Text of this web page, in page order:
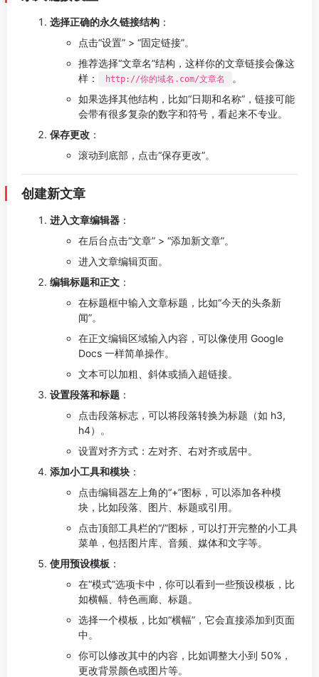
选择正确的永久链接结构 ：
点击“设置” > “固定链接”。
推荐选择“文章名”结构，这样你的文章链接会像这
样：
http://你的域名.com/文章名
。
如果选择其他结构，比如“日期和名称”，链接可能
会带有很多复杂的数字和符号，看起来不专业。
保存更改 ：
滚动到底部，点击“保存更改”。
创建新文章
进入文章编辑器 ：
在后台点击“文章” > “添加新文章”。
进入文章编辑页面。
编辑标题和正文 ：
在标题框中输入文章标题，比如“今天的头条新
闻”。
在正文编辑区域输入内容，可以像使用 Google
Docs 一样简单操作。
文本可以加粗、斜体或插入超链接。
设置段落和标题 ：
点击段落标志，可以将段落转换为标题（如 h3,
h4）。
设置对齐方式：左对齐、右对齐或居中。
添加小工具和模块 ：
点击编辑器左上角的“+”图标，可以添加各种模
块，比如段落、图片、标题或引用。
点击顶部工具栏的“/”图标，可以打开完整的小工具
菜单，包括图片库、音频、媒体和文字等。
使用预设模板 ：
在“模式”选项卡中，你可以看到一些预设模板，比
如横幅、特色画廊、标题。
选择一个模板，比如“横幅”，它会直接添加到页面
中。
你可以修改其中的内容，比如调整大小到 50%，
更改背景颜色或图片等。